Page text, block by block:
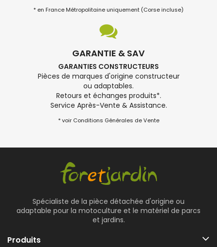
* en France Métropolitaine uniquement (Corse incluse)
GARANTIE & SAV
GARANTIES CONSTRUCTEURS
Pièces de marques d'origine constructeur
ou adaptables.
Retours et échanges produits*.
Service Après-Vente & Assistance.
* voir Conditions Générales de Vente
Spécialiste de la pièce détachée d'origine ou
adaptable pour la motoculture et le matériel de parcs
et jardins.
Produits